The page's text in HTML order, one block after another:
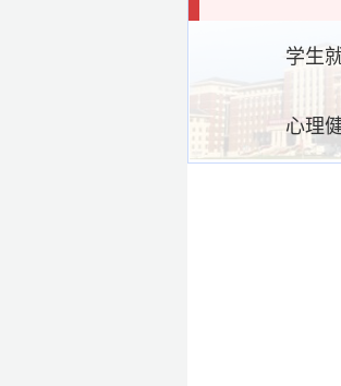
学生
心理